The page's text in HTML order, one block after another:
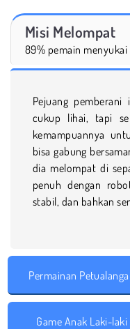
Misi Melompat
89% pemain menyukai
Pejuang
cukup lihai, tapi
kemampuannya
bisa gabung
dia melompat di
penuh dengan
stabil, dan bahkan
Permainan
Game Anak Laki-laki